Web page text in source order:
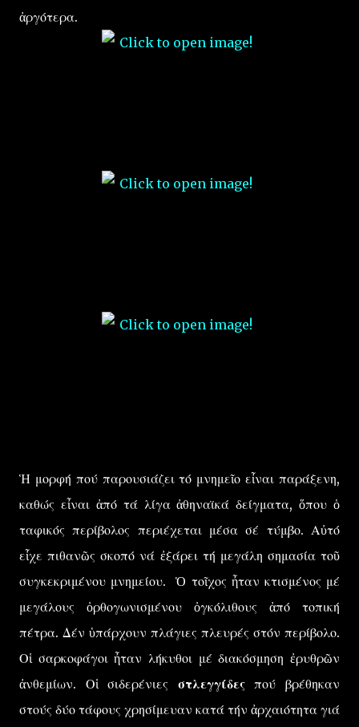
ἀργότερα.
Ἡ μορφή πού παρουσιάζει τό μνημεῖο εἶναι παράξενη,
καθώς εἶναι ἀπό τά λίγα ἀθηναϊκά δείγματα, ὅπου ὁ
ταφικός περίβολος περιέχεται μέσα σέ τύμβο. Αὐτό
εἶχε πιθανῶς σκοπό νά ἐξάρει τή μεγάλη σημασία τοῦ
συγκεκριμένου μνημείου. Ὁ τοῖχος ἦταν κτισμένος μέ
μεγάλους ὀρθογωνισμένου ὀγκόλιθους ἀπό τοπική
πέτρα. Δέν ὑπάρχουν πλάγιες πλευρές στόν περίβολο.
Οἱ σαρκοφάγοι ἦταν λήκυθοι μέ διακόσμηση ἐρυθρῶν
ἀνθεμίων. Οἱ σιδερένιες στλεγγίδεςπού βρέθηκαν
στούς δύο τάφους χρησίμευαν κατά τήν ἀρχαιότητα γιά